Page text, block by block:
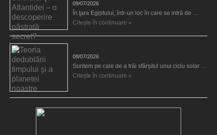
09/07/2026
În ţara Egiptului, într-un loc în care se intră de …
Citește în continuare »
08/07/2026
Suntem pe cale de a trăi sfârşitul unui ciclu solar …
Citește în continuare »